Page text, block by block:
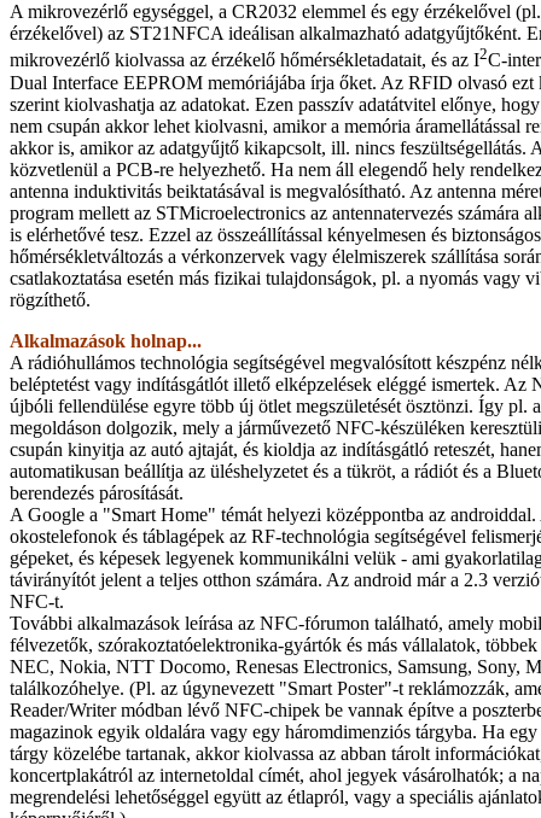
A mikrovezérlő egységgel, a CR2032 elemmel és egy érzékelővel
érzékelővel) az ST21NFCA ideálisan alkalmazható adatgyűjtőként.
mikrovezérlő kiolvassa az érzékelő hőmérsékletadatait, és az I2C-
Dual Interface EEPROM memóriájába írja őket. Az RFID olvasó ezt
szerint kiolvashatja az adatokat. Ezen passzív adatátvitel előnye,
nem csupán akkor lehet kiolvasni, amikor a memória áramellátással
akkor is, amikor az adatgyűjtő kikapcsolt, ill. nincs feszültségellátás.
közvetlenül a PCB-re helyezhető. Ha nem áll elegendő hely
antenna induktivitás beiktatásával is megvalósítható. Az antenna
program mellett az STMicroelectronics az antennatervezés számára
is elérhetővé tesz. Ezzel az összeállítással kényelmesen és
hőmérsékletváltozás a vérkonzervek vagy élelmiszerek szállítása
csatlakoztatása esetén más fizikai tulajdonságok, pl. a nyomás vagy
rögzíthető.
Alkalmazások holnap...
A rádióhullámos technológia segítségével megvalósított készpénz
beléptetést vagy indításgátlót illető elképzelések eléggé ismertek. Az
újbóli fellendülése egyre több új ötlet megszületését ösztönzi. Így pl.
megoldáson dolgozik, mely a járművezető NFC-készüléken
csupán kinyitja az autó ajtaját, és kioldja az indításgátló reteszét,
automatikusan beállítja az üléshelyzetet és a tükröt, a rádiót és a
berendezés párosítását.
A Google a "Smart Home" témát helyezi középpontba az
okostelefonok és táblagépek az RF-technológia segítségével
gépeket, és képesek legyenek kommunikálni velük - ami
távirányítót jelent a teljes otthon számára. Az android már a 2.3
NFC-t.
További alkalmazások leírása az NFC-fórumon található, amely
félvezetők, szórakoztatóelektronika-gyártók és más vállalatok,
NEC, Nokia, NTT Docomo, Renesas Electronics, Samsung, Sony,
találkozóhelye. (Pl. az úgynevezett "Smart Poster"-t reklámozzák,
Reader/Writer módban lévő NFC-chipek be vannak építve a
magazinok egyik oldalára vagy egy háromdimenziós tárgyba. Ha
tárgy közelébe tartanak, akkor kiolvassa az abban tárolt
koncertplakátról az internetoldal címét, ahol jegyek vásárolhatók; a
megrendelési lehetőséggel együtt az étlapról, vagy a speciális